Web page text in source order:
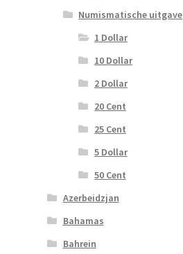
Numismatische uitgave
1 Dollar
10 Dollar
2 Dollar
20 Cent
25 Cent
5 Dollar
50 Cent
Azerbeidzjan
Bahamas
Bahrein